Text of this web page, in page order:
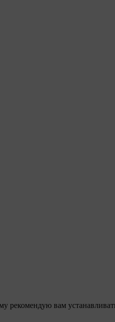
рекомендую вам